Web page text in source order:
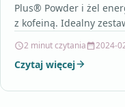
Plus® Powder i żel
z kofeiną. Idealny
2 minut czytania 2024-
Czytaj więcej